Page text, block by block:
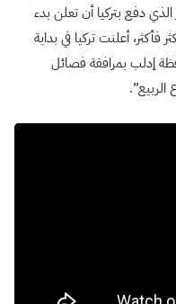
دفع بتركيا أن تعلن بدء
فأكثر، أعلنت تركيا في بداية
إدلب بمرافقة فصائل